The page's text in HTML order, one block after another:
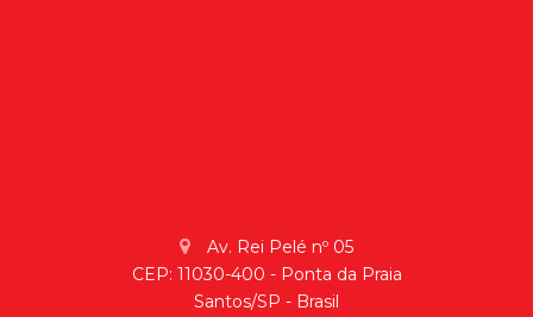
Av. Rei Pelé nº 05
CEP: 11030-400 - Ponta da Praia
Santos/SP - Brasil